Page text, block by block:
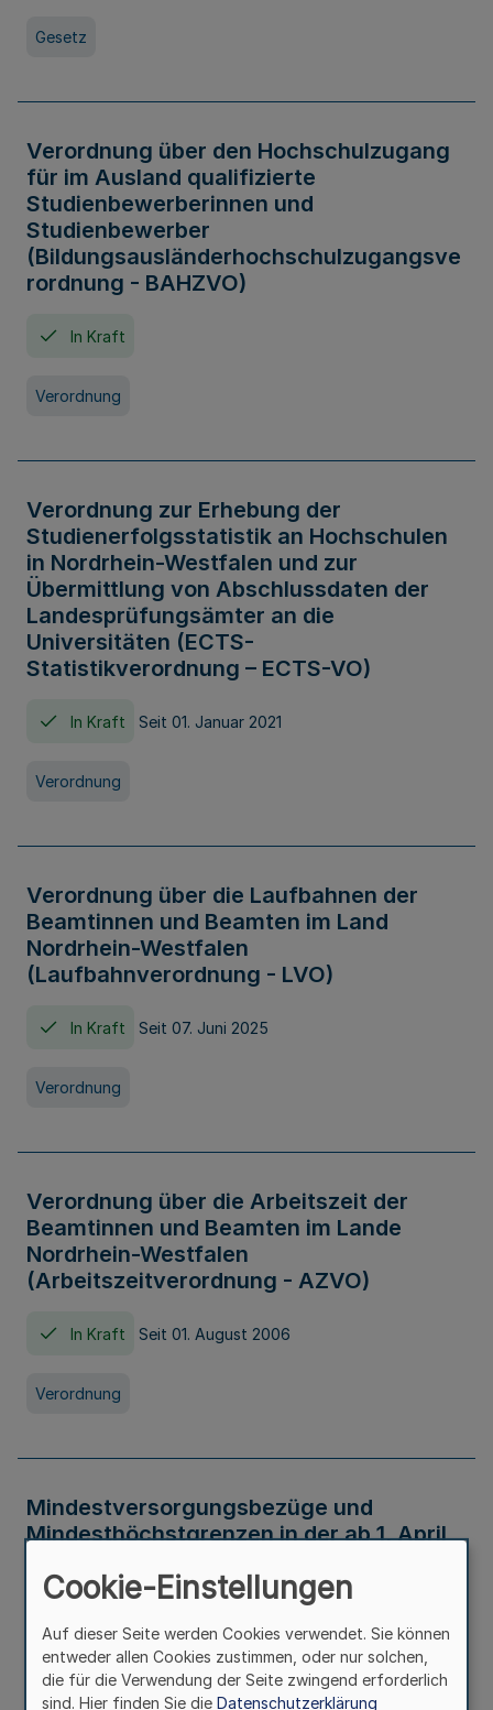
Gesetz
Verordnung über den Hochschulzugang
für im Ausland qualifizierte
Studienbewerberinnen und
Studienbewerber
(Bildungsausländerhochschulzugangsve
rordnung - BAHZVO)
In Kraft
Verordnung
Verordnung zur Erhebung der
Studienerfolgsstatistik an Hochschulen
in Nordrhein-Westfalen und zur
Übermittlung von Abschlussdaten der
Landesprüfungsämter an die
Universitäten (ECTS-
Statistikverordnung – ECTS-VO)
In Kraft Seit 01. Januar 2021
Verordnung
Verordnung über die Laufbahnen der
Beamtinnen und Beamten im Land
Nordrhein-Westfalen
(Laufbahnverordnung - LVO)
In Kraft Seit 07. Juni 2025
Verordnung
Verordnung über die Arbeitszeit der
Beamtinnen und Beamten im Lande
Nordrhein-Westfalen
(Arbeitszeitverordnung - AZVO)
In Kraft Seit 01. August 2006
Verordnung
Mindestversorgungsbezüge und
Mindesthöchstgrenzen in der ab 1. April
Verwaltungsvorschrift
Cookie-Einstellungen
Auf dieser Seite werden Cookies verwendet. Sie können
entweder allen Cookies zustimmen, oder nur solchen,
die für die Verwendung der Seite zwingend erforderlich
sind. Hier finden Sie die Datenschutzerklärung